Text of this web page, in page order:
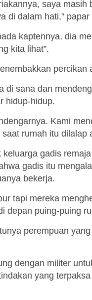
saya
di dalam hati,” papar
kaptennya, dia
kita lihat”.
percikan
di sana dan
hidup-hidup.
Kami
rumah itu dilalap
gadis
gadis itu
bekerja.
tapi mereka
depan puing-puing
perempuan
dengan militer
yang